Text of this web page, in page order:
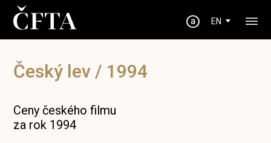
EN
Český lev / 1994
Ceny českého filmu
za rok 1994